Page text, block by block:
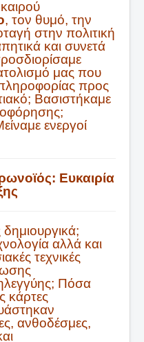
, τον θυμό, την
στην πολιτική
και συνετά
μας που
προς
Βασιστήκαμε
ενεργοί
Ευκαιρία
αλλά και
τεχνικές
Πόσα
κάρτες
ανθοδέσμες,